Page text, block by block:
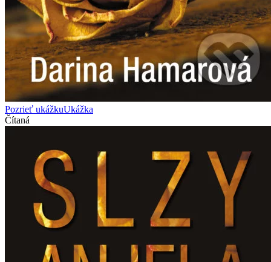
Pozrieť ukážkuUkážka
Čítaná